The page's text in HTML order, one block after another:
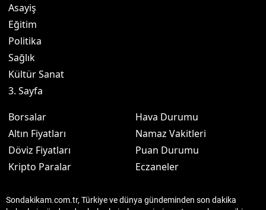
Asayiş
Eğitim
Politika
Sağlık
Kültür Sanat
3. Sayfa
Borsalar
Altın Fiyatları
Döviz Fiyatları
Kripto Paralar
Hava Durumu
Namaz Vakitleri
Puan Durumu
Eczaneler
Sondakikam.com.tr, Türkiye ve dünya gündeminden son dakika